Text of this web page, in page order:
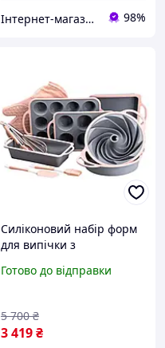
Інтернет-магазин Фаворит 98%
Силіконовий набір форм
для випічки з
покриттям з кухонним
прихваткою 11 шт
HP34542
Готово до відправки
3 419₴
5 700 ₴